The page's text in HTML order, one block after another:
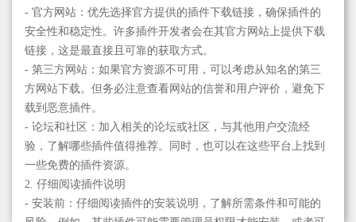
- 官方网站：优先选择官方提供的插件下载链接，确保插件的
安全性和稳定性。许多插件开发者会在其官方网站上提供下载
链接，这是最直接且可靠的获取方式。
- 第三方网站：如果官方资源不可用，可以考虑从知名的第三
方网站下载。但务必注意查看网站的信誉和用户评价，避免下
载到恶意插件。
- 论坛和社区：加入相关的论坛或社区，与其他用户交流经
验，了解哪些插件值得推荐。同时，也可以在这些平台上找到
一些免费的插件资源。
2. 仔细阅读插件说明
- 安装前：仔细阅读插件的安装说明，了解所需条件和可能的